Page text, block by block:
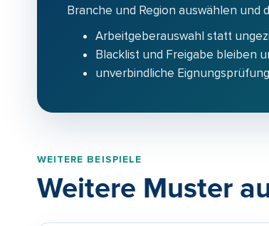
Branche und Region auswählen und
Arbeitgeberauswahl statt
Blacklist und Freigabe bleiben
unverbindliche
WEITERE BEISPIELE
Weitere Muster